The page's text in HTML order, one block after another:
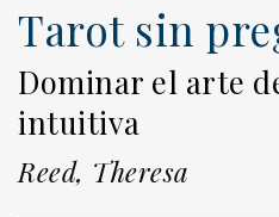
Tarot sin
Dominar el arte
intuitiva
Reed, Theresa